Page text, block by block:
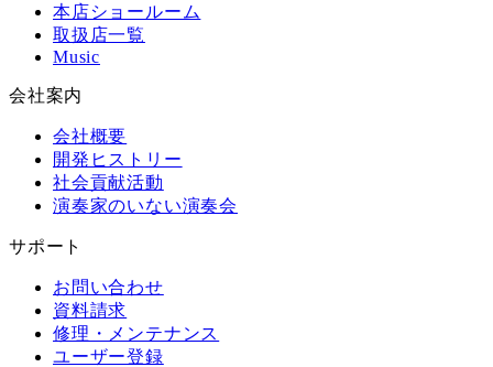
本店ショールーム
取扱店一覧
Music
会社案内
会社概要
開発ヒストリー
社会貢献活動
演奏家のいない演奏会
サポート
お問い合わせ
資料請求
修理・メンテナンス
ユーザー登録